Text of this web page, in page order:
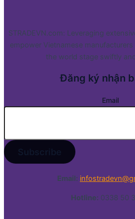
STRADEVN.com: Leveraging
empower Vietnamese
the world stage swiftly
Đăng ký nhận
Email
Email:
Hotline: 0338 50